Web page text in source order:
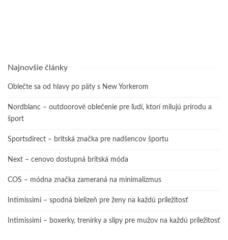
Najnovšie články
Oblečte sa od hlavy po päty s New Yorkerom
Nordblanc – outdoorové oblečenie pre ľudí, ktorí milujú prírodu a
šport
Sportsdirect – britská značka pre nadšencov športu
Next – cenovo dostupná britská móda
COS – módna značka zameraná na minimalizmus
Intimissimi – spodná bielizeň pre ženy na každú príležitosť
Intimissimi – boxerky, trenírky a slipy pre mužov na každú príležitosť